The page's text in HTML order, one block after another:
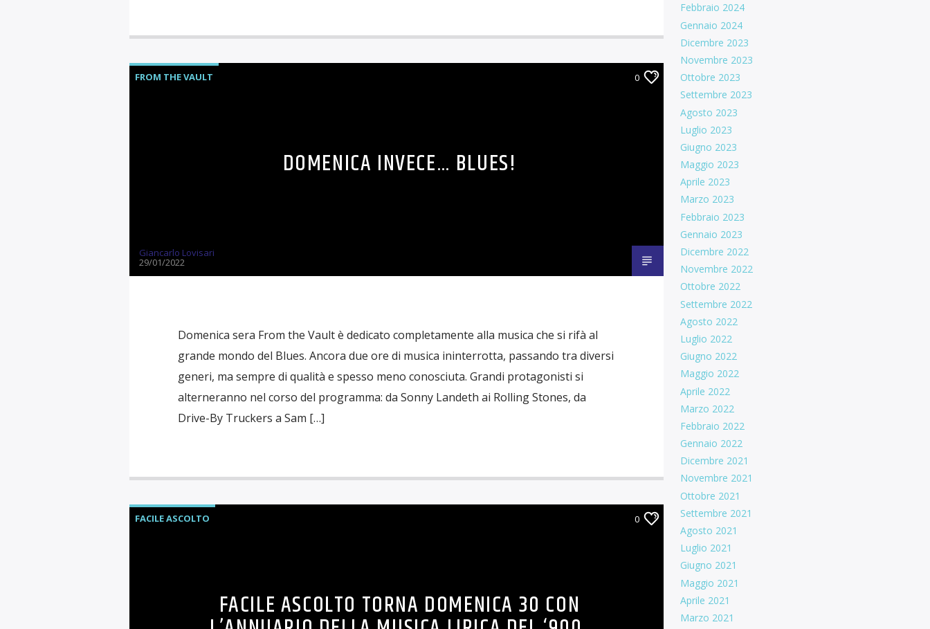
FROM THE VAULT 0
DOMENICA INVECE… BLUES!
Giancarlo Lovisari
29/01/2022
Domenica sera From the Vault è dedicato completamente alla musica che si rifà al
grande mondo del Blues. Ancora due ore di musica ininterrotta, passando tra diversi
generi, ma sempre di qualità e spesso meno conosciuta. Grandi protagonisti si
alterneranno nel corso del programma: da Sonny Landeth ai Rolling Stones, da
Drive-By Truckers a Sam […]
FACILE ASCOLTO 0
FACILE ASCOLTO TORNA DOMENICA 30 CON
Febbraio 2024
Gennaio 2024
Dicembre 2023
Novembre 2023
Ottobre 2023
Settembre 2023
Agosto 2023
Luglio 2023
Giugno 2023
Maggio 2023
Aprile 2023
Marzo 2023
Febbraio 2023
Gennaio 2023
Dicembre 2022
Novembre 2022
Ottobre 2022
Settembre 2022
Agosto 2022
Luglio 2022
Giugno 2022
Maggio 2022
Aprile 2022
Marzo 2022
Febbraio 2022
Gennaio 2022
Dicembre 2021
Novembre 2021
Ottobre 2021
Settembre 2021
Agosto 2021
Luglio 2021
Giugno 2021
Maggio 2021
Aprile 2021
Marzo 2021